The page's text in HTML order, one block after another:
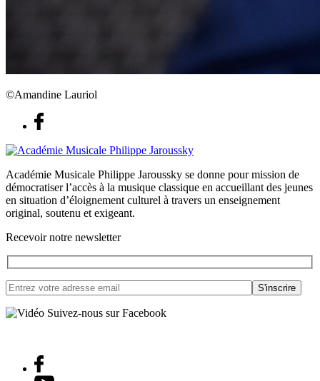
©Amandine Lauriol
Académie Musicale Philippe Jaroussky se donne pour mission de
démocratiser l’accès à la musique classique en accueillant des jeunes
en situation d’éloignement culturel à travers un enseignement
original, soutenu et exigeant.
Recevoir notre newsletter
Suivez-nous sur Facebook